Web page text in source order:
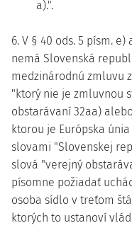
a).".
6. V § 40 ods. 5 písm.
nemá Slovenská
medzinárodnú zmluvu
"ktorý nie je zmluvnou
obstarávaní 32aa)
ktorou je Európska
slovami "Slovenskej
slová "verejný
písomne požiadať
osoba sídlo v treťom
ktorých to ustanoví